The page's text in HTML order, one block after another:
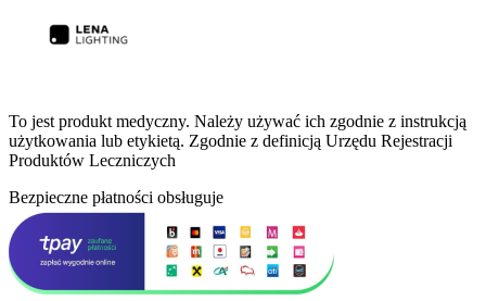
To jest produkt medyczny. Należy używać ich zgodnie z instrukcją
użytkowania lub etykietą. Zgodnie z definicją Urzędu Rejestracji
Produktów Leczniczych
Bezpieczne płatności obsługuje